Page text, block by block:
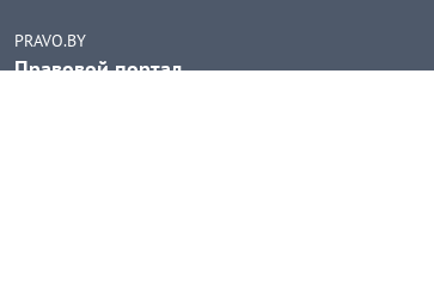
PRAVO.BY
Правовой портал